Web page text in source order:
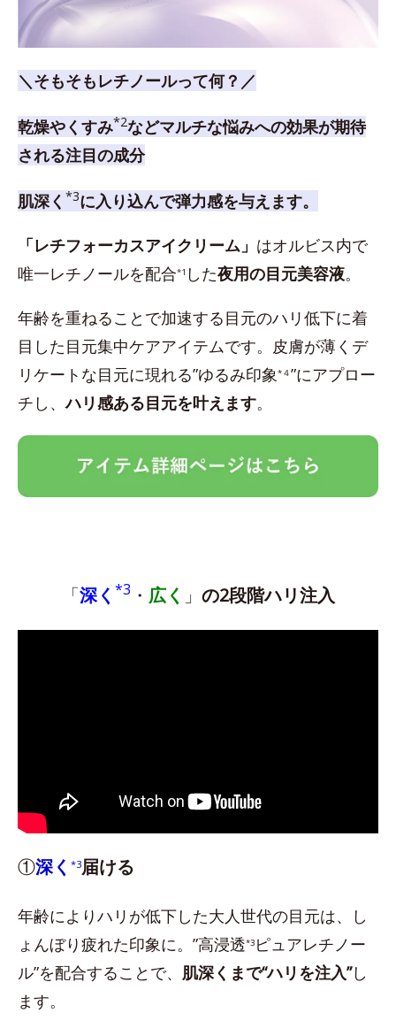
＼そもそもレチノールって何？／
乾燥やくすみ*2などマルチな悩みへの効果が期待
される注目の成分
肌深く *3に入り込んで弾力感を与えます。
「レチフォーカスアイクリーム」 はオルビス内で
唯一レチノールを配合*1 した夜用の目元美容液。
年齢を重ねることで加速する目元のハリ低下に着
目した目元集中ケアアイテムです。皮膚が薄くデ
リケートな目元に現れる”ゆるみ印象*４”にアプロー
チし、ハリ感ある目元を叶えます。
「深く *3 ・ 広く 」 の2段階ハリ注入
①深く *3届ける
年齢によりハリが低下した大人世代の目元は、し
ょんぼり疲れた印象に。”高浸透*3 ピュアレチノー
ル”を配合することで、 肌深くまで“ハリを注入”し
ます。